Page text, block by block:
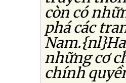
còn có
phá các
những cơ
chính